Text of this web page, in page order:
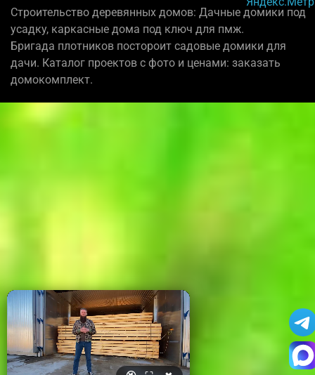
Строительство деревянных домов: Дачные домики под
усадку, каркасные дома под ключ для пмж.
Бригада плотников постороит садовые домики для
дачи. Каталог проектов с фото и ценами: заказать
домокомплект.